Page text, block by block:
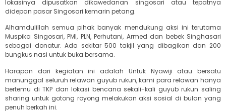
lokasinya dipusatkan dikawedanan singosari atau tepatnya
didepan pasar Singosari kemarin petang.
Alhamdulillah semua pihak banyak mendukung aksi ini terutama
Muspika Singosari, PMI, PLN, Perhutani, Armed dan bebek Singhasari
sebagai donatur. Ada sekitar 500 takjil yang dibagikan dan 200
bungkus nasi untuk buka bersama.
Harapan dari kegiatan ini adalah Untuk Nyawiji atau bersatu
manunggal seluruh relawan guyub rukun, kami para relawan hanya
bertemu di TKP dan lokasi bencana sekali-kali guyub rukun saling
sharing untuk gotong royong melakukan aksi sosial di bulan yang
penuh berkah ini.